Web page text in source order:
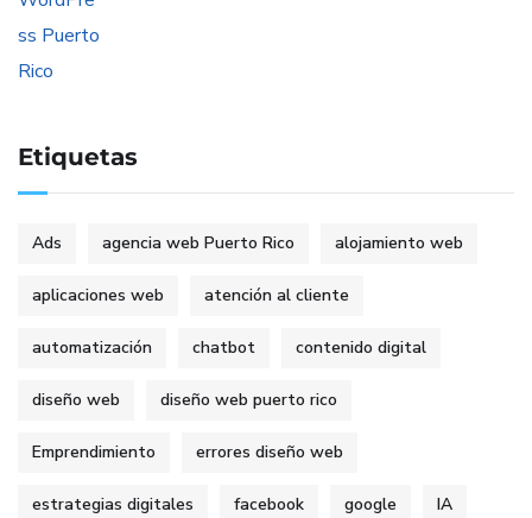
Etiquetas
Ads agencia web Puerto Rico alojamiento web
aplicaciones web atención al cliente
automatización chatbot contenido digital
diseño web diseño web puerto rico
Emprendimiento errores diseño web
estrategias digitales facebook google IA